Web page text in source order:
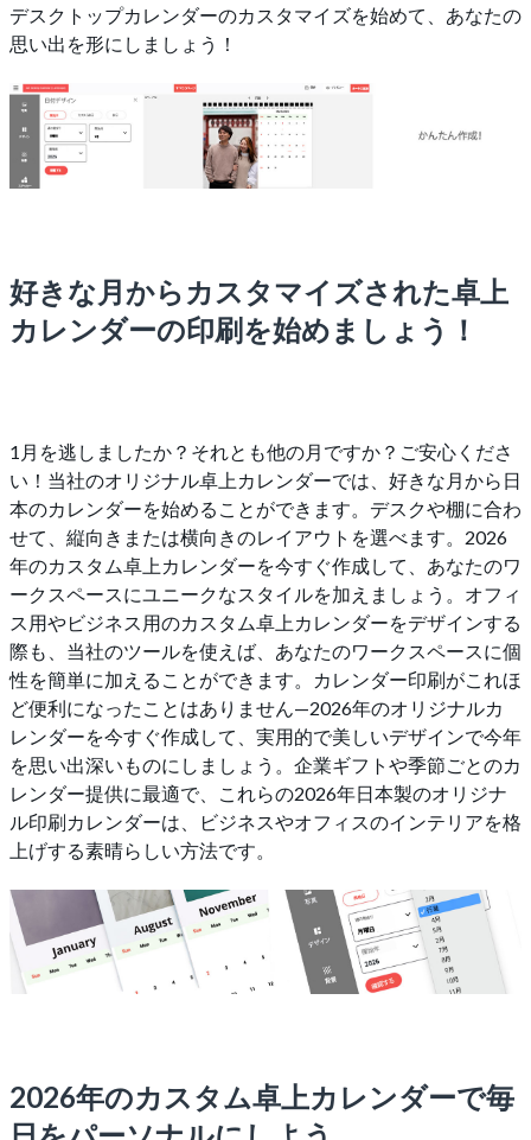
デスクトップカレンダーのカスタマイズを始めて、あなたの
思い出を形にしましょう！
好きな月からカスタマイズされた卓上
カレンダーの印刷を始めましょう！
1月を逃しましたか？それとも他の月ですか？ご安心くださ
い！当社のオリジナル卓上カレンダーでは、好きな月から日
本のカレンダーを始めることができます。デスクや棚に合わ
せて、縦向きまたは横向きのレイアウトを選べます。2026
年のカスタム卓上カレンダーを今すぐ作成して、あなたのワ
ークスペースにユニークなスタイルを加えましょう。オフィ
ス用やビジネス用のカスタム卓上カレンダーをデザインする
際も、当社のツールを使えば、あなたのワークスペースに個
性を簡単に加えることができます。カレンダー印刷がこれほ
ど便利になったことはありません—2026年のオリジナルカ
レンダーを今すぐ作成して、実用的で美しいデザインで今年
を思い出深いものにしましょう。企業ギフトや季節ごとのカ
レンダー提供に最適で、これらの2026年日本製のオリジナ
ル印刷カレンダーは、ビジネスやオフィスのインテリアを格
上げする素晴らしい方法です。
2026年のカスタム卓上カレンダーで毎